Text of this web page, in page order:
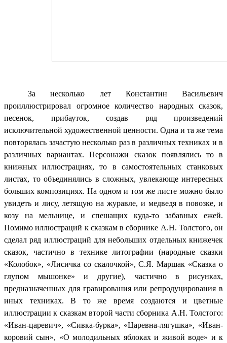
За несколько лет Константин Васильевич
проиллюстрировал огромное количество народных сказок,
песенок, прибауток, создав ряд произведений
исключительной художественной ценности. Одна и та же тема
повторялась зачастую несколько раз в различных техниках и в
различных вариантах. Персонажи сказок появлялись то в
книжных иллюстрациях, то в самостоятельных станковых
листах, то объединялись в сложных, увлекающе интересных
больших композициях. На одном и том же листе можно было
увидеть и лису, летящую на журавле, и медведя в повозке, и
козу на мельнице, и спешащих куда-то забавных ежей.
Помимо иллюстраций к сказкам в сборнике А.Н. Толстого, он
сделал ряд иллюстраций для небольших отдельных книжечек
сказок, частично в технике литографии (народные сказки
«Колобок», «Лисичка со скалочкой», С.Я. Маршак «Сказка о
глупом мышонке» и другие), частично в рисунках,
предназначенных для гравирования или репродуцирования в
иных техниках. В то же время создаются и цветные
иллюстрации к сказкам второй части сборника А.Н. Толстого:
«Иван-царевич», «Сивка-бурка», «Царевна-лягушка», «Иван-
коровий сын», «О молодильных яблоках и живой воде» и к